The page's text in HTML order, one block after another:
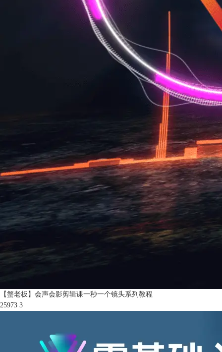
【蟹老板】会声会影剪辑课一秒一个镜头系列教程
25973 3